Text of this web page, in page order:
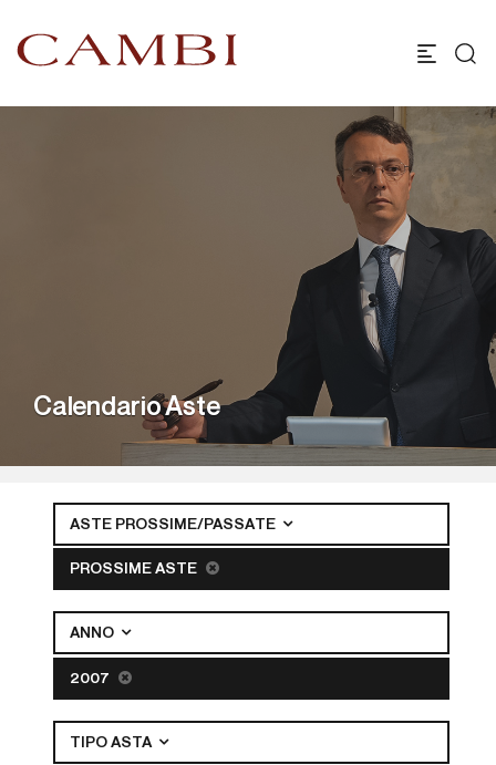
Calendario Aste
ASTE PROSSIME/PASSATE
PROSSIME ASTE
ANNO
2007
TIPO ASTA